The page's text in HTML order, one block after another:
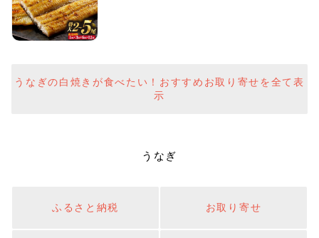
うなぎの白焼きが食べたい！おすすめお取り寄せを全て表
示
うなぎ
ふるさと納税 お取り寄せ